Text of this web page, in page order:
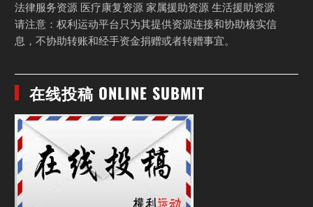
法律服务资源 医疗康复资源 家属援助资源 生活援助资源
请注意：权利运动平台只为其提供资源连接和协助核实信
息，不协助转账和经手资金捐赠或者转赠事宜。
在线投稿 ONLINE SUBMIT